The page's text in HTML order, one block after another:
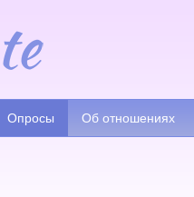
Опросы Об отношениях